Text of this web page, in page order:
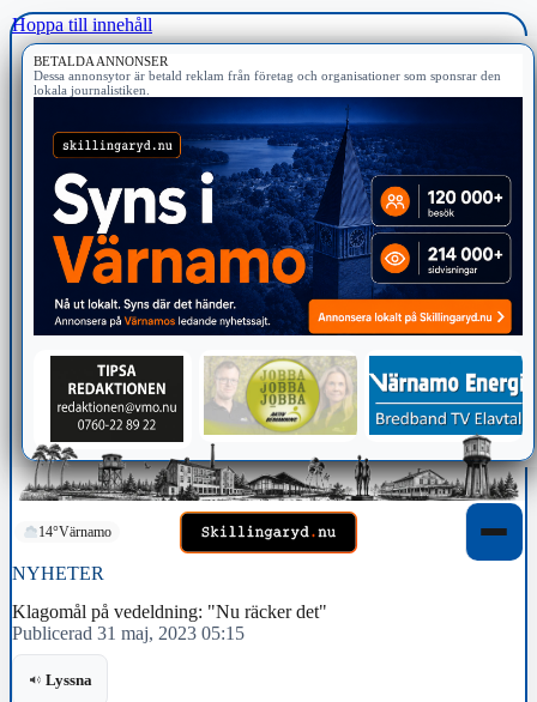
Hoppa till innehåll
BETALDA ANNONSER
Dessa annonsytor är betald reklam från företag och organisationer som sponsrar den
lokala journalistiken.
14°Värnamo
NYHETER
Klagomål på vedeldning: "Nu räcker det"
Publicerad 31 maj, 2023 05:15
Lyssna